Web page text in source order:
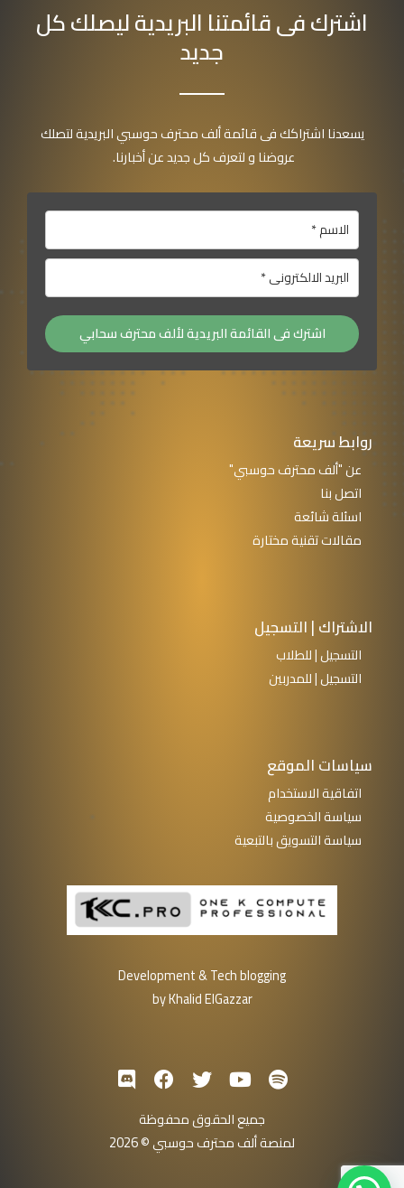
اشترك فى قائمتنا البريدية ليصلك كل
جديد
يسعدنا اشتراكك فى قائمة ألف محترف حوسبي البريدية لتصلك
عروضنا و لتعرف كل جديد عن أخبارنا.
اشترك فى القائمة البريدية لألف محترف سحابي
روابط سريعة
عن "ألف محترف حوسبي"
اتصل بنا
اسئلة شائعة
مقالات تقنية مختارة
الاشتراك | التسجيل
التسجيل | للطلاب
التسجيل | للمدربين
سياسات الموقع
اتفاقية الاستخدام
سياسة الخصوصية
سياسة التسويق بالتبعية
Development & Tech blogging
by Khalid ElGazzar
جميع الحقوق محفوظة
لمنصة ألف محترف حوسبي © 2026